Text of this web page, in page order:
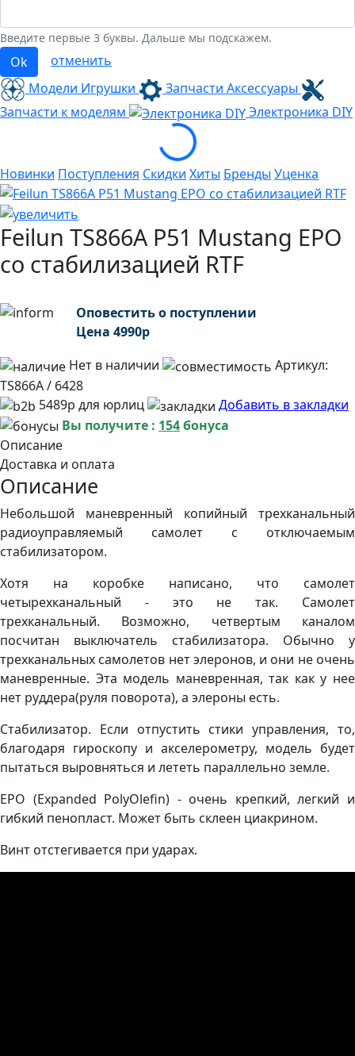
Введите первые 3 буквы. Дальше мы подскажем.
Ok
отменить
Модели Игрушки
Запчасти Аксессуары
Запчасти к моделям
Электроника DIY
Loading...
Новинки Поступления Скидки Хиты Бренды Уценка
Feilun TS866A P51 Mustang EPO
со стабилизацией RTF
Оповестить о поступлении
Цена 4990р
Нет в наличии
Артикул:
TS866A / 6428
5489р для юрлиц
Добавить в закладки
Вы получите : 154бонуса
Описание
Доставка и оплата
Описание
Небольшой маневренный копийный трехканальный
радиоуправляемый самолет с отключаемым
стабилизатором.
Хотя на коробке написано, что самолет
четырехканальный - это не так. Самолет
трехканальный. Возможно, четвертым каналом
посчитан выключатель стабилизатора. Обычно у
трехканальных самолетов нет элеронов, и они не очень
маневренные. Эта модель маневренная, так как у нее
нет руддера(руля поворота), а элероны есть.
Стабилизатор. Если отпустить стики управления, то,
благодаря гироскопу и акселерометру, модель будет
пытаться выровняться и лететь параллельно земле.
EPO (Expanded PolyOlefin) - очень крепкий, легкий и
гибкий пенопласт. Может быть склеен циакрином.
Винт отстегивается при ударах.